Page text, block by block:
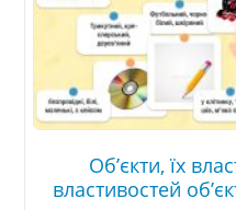
Об’єкти, їх
властивостей